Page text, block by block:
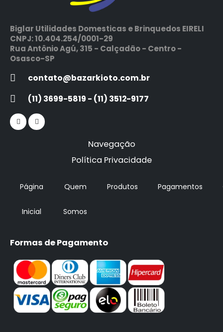
Biglar Utilidades Domesticas e Brinquedos EIRELI
CNPJ: 10.404.254/0001-29
Rua Antônio Agú, 315 - Calçadão - Centro -
Osasco-SP
contato@bazarkioto.com.br
(11) 3699-5819 - (11) 3512-9177
Navegação
Política Privacidade
Página
Inicial
Quem
Somos
Produtos Pagamentos
Formas de Pagamento